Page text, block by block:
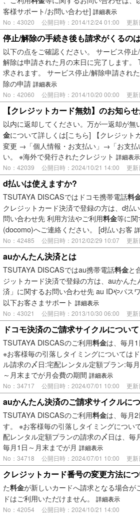
客様サポート/お問い合わせ] 詳細表示
No：43020 公開日時：2014/12/24 01:00 更
停止/解除の手続き後も請求がくるの
以下の点をご確認ください。 サービス停
解除は申請された月の末日に完了します
求されます。 サービス停止/解除申請され
除の申請 詳細表示
No：42060 公開日時：2014/10/20 00:00 更
【クレジットカード無効】のお知ら
以内に返却してください。万が一返却が無
金について詳しくは[こちら] 【クレジッ
変更 →「個人情報・お支払い」→「お支
い。 ※海外で発行されたクレジット 詳細表示
No：42039 公開日時：2024/10/21 14:00 更
d払いは使えますか?
TSUTAYA DISCASではドコモ携帯電話料
クレジットカード決済で登録の方は、d払
問い合わせ先 利用方法やご利用料金等に関
(docomo)へご連絡ください。 [d払いお客
No：42485 公開日時：2012/02/29 10:07 更
auかんたん決済とは
TSUTAYA DISCASではau携帯電話料金と
ジットカード決済で登録の方は、auかん
済」に関するお問い合わせ先 au IDやパス
以下お客さまサポート 詳細表示
No：43021 公開日時：2013/10/30 06:00 更
ドコモ決済のご請求サイクルについて
TSUTAYA DISCASのご利用料金は、毎月
※お客様毎の引落しタイミングについては
ル請求の〆日:宅配レンタル定額プラン:毎
～月末までが月会費の期間 詳細表示
No：34717 公開日時：2024/07/01 10:00 更
auかんたん決済のご請求サイクルに
TSUTAYA DISCASのご利用料金は、毎月
す。 ※お客様毎の引落しタイミングについ
配レンタル定額プランの請求の〆日は、
毎月1日～月末までが月 詳細表示
No：34718 公開日時：2024/07/01 10:00 更
クレジットカード番号の変更方法に
た料金が新しいカードへ請求となる場合
ドはご利用いただけません。
詳細表示
No：42054 公開日時：2024/10/21 14:00